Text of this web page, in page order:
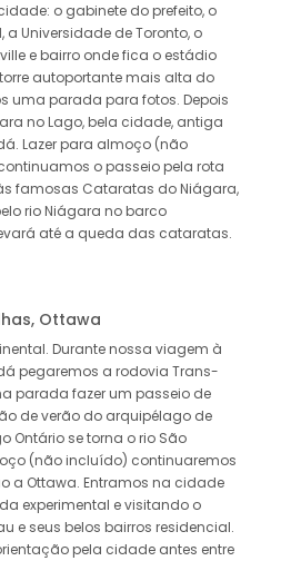
o gabinete do prefeito, o
a Universidade de Toronto, o
e bairro onde fica o estádio
autoportante mais alta do
uma parada para fotos. Depois
no Lago, bela cidade, antiga
Lazer para almoço (não
o passeio pela rota
famosas Cataratas do Niágara,
rio Niágara no barco
até a queda das cataratas.
Ottawa
Durante nossa viagem à
pegaremos a rodovia Trans-
parada fazer um passeio de
de verão do arquipélago de
Ontário se torna o rio São
(não incluído) continuaremos
a Ottawa. Entramos na cidade
experimental e visitando o
e seus belos bairros residencial.
pela cidade antes entre